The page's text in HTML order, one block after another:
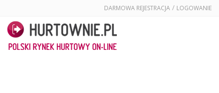
DARMOWA REJESTRACJA / LOGOWANIE